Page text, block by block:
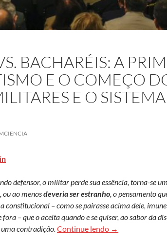
BACHARÉIS: A
E O COMEÇO
E O
defensor, o militar perde sua essência, torna-se
ou ao menosdeveria ser estranho , o pensamento
– como se pairasse acima dele, imune
– que o aceita quando e se quiser, ao sabor da
contradição. Continue lendo Tenentes vs.
→